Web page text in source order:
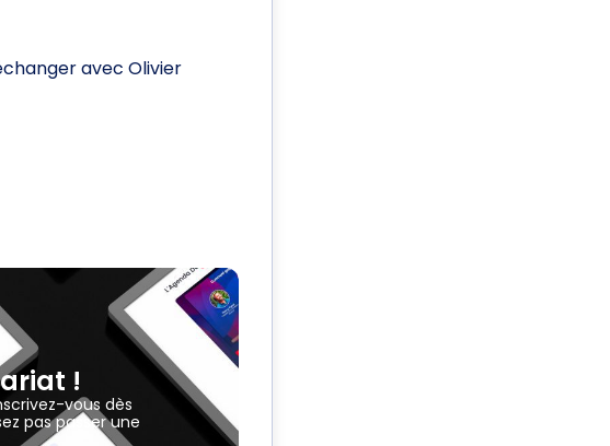
avec Olivier
!
vous dès
pas passer une